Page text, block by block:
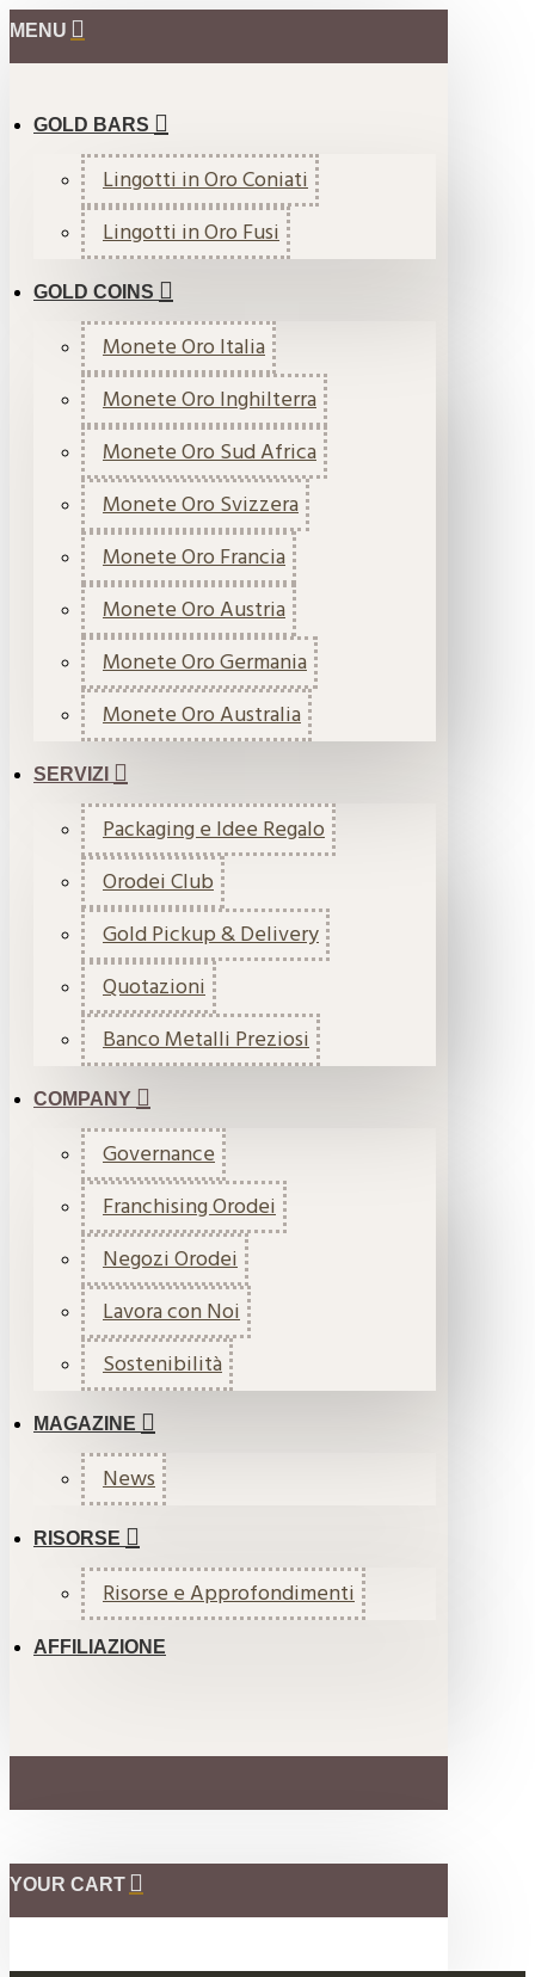
MENU
GOLD BARS
Lingotti in Oro Coniati
Lingotti in Oro Fusi
GOLD COINS
Monete Oro Italia
Monete Oro Inghilterra
Monete Oro Sud Africa
Monete Oro Svizzera
Monete Oro Francia
Monete Oro Austria
Monete Oro Germania
Monete Oro Australia
SERVIZI
Packaging e Idee Regalo
Orodei Club
Gold Pickup & Delivery
Quotazioni
Banco Metalli Preziosi
COMPANY
Governance
Franchising Orodei
Negozi Orodei
Lavora con Noi
Sostenibilità
MAGAZINE
News
RISORSE
Risorse e Approfondimenti
AFFILIAZIONE
YOUR CART